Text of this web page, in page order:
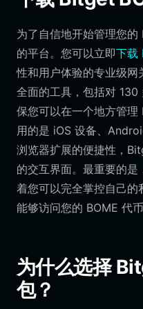
为了自信地开始管理您
的平台。您可以立即下载
性和用户体验的专业级
全面的工具，包括对 130
保您可以在一个地方管理
用的是 iOS 设备、
浏览器扩展的便捷性，
的交互界面。最重要的
着您可以完全掌控自己的
能够访问您的 BOME 代币
为什么选择
包？